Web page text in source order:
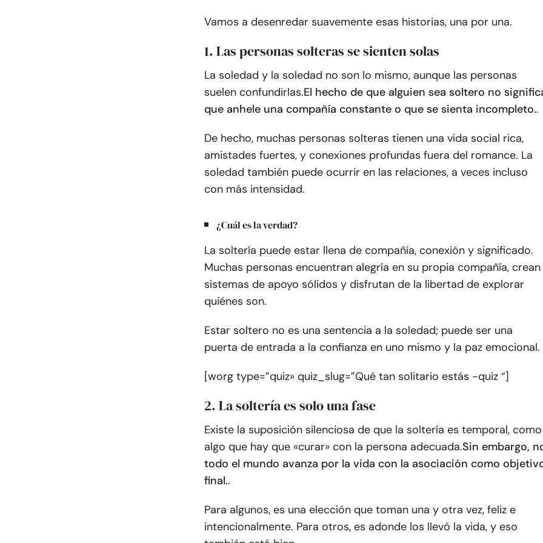
Vamos a desenredar suavemente esas historias, una por una.
1. Las personas solteras se sienten solas
La soledad y la soledad no son lo mismo, aunque las personas
suelen confundirlas.El hecho de que alguien sea soltero no
que anhele una compañía constante o que se sienta incompleto..
De hecho, muchas personas solteras tienen una vida social rica,
amistades fuertes, y conexiones profundas fuera del romance. La
soledad también puede ocurrir en las relaciones, a veces incluso
con más intensidad.
¿Cuál es la verdad?
La soltería puede estar llena de compañía, conexión y significado.
Muchas personas encuentran alegría en su propia compañía, crean
sistemas de apoyo sólidos y disfrutan de la libertad de explorar
quiénes son.
Estar soltero no es una sentencia a la soledad; puede ser una
puerta de entrada a la confianza en uno mismo y la paz emocional.
[worg type=”quiz» quiz_slug=”Qué tan solitario estás -quiz “]
2. La soltería es solo una fase
Existe la suposición silenciosa de que la soltería es temporal, como
algo que hay que «curar» con la persona adecuada.Sin embargo,
todo el mundo avanza por la vida con la asociación como
final..
Para algunos, es una elección que toman una y otra vez, feliz e
intencionalmente. Para otros, es adonde los llevó la vida, y eso